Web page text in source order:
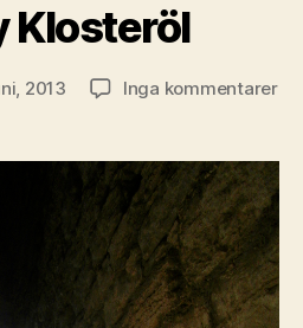
Klosteröl
2013 Inga kommentarertill